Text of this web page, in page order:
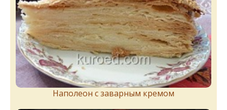
Наполеон с заварным кремом